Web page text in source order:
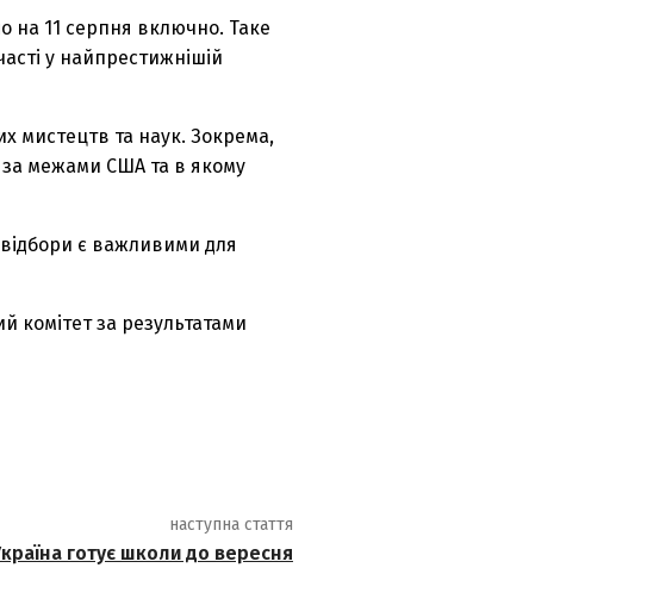
на 11 серпня включно. Таке
у найпрестижнішій
мистецтв та наук. Зокрема,
межами США та в якому
є важливими для
комітет за результатами
наступна стаття
готує школи до вересня